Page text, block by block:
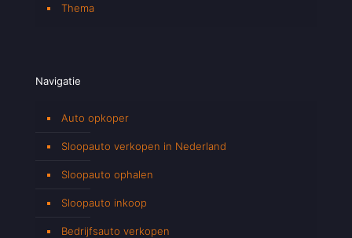
Thema
Navigatie
Auto opkoper
Sloopauto verkopen in Nederland
Sloopauto ophalen
Sloopauto inkoop
Bedrijfsauto verkopen